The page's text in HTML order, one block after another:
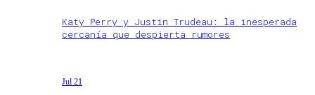
Katy Perry y Justin Trudeau: la inesperada
cercanía que despierta rumores
Jul 21